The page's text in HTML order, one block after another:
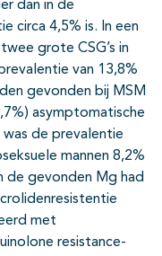
dan in de
circa 4,5% is. In een
grote CSG’s in
van 13,8%
gevonden bij MSM
asymptomatische
de prevalentie
mannen 8,2%
de gevonden Mg had
met
resistance-